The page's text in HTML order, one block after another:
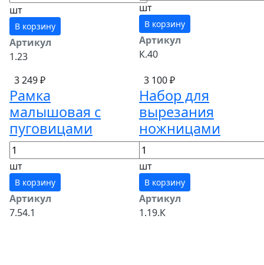
шт
В корзину
Артикул
1.23
шт
В корзину
Артикул
К.40
3 249 ₽
Рамка
малышовая с
пуговицами
шт
В корзину
Артикул
7.54.1
3 100 ₽
Набор для
вырезания
ножницами
шт
В корзину
Артикул
1.19.К